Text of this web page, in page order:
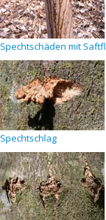
Spechtschäden mit
Spechtschlag